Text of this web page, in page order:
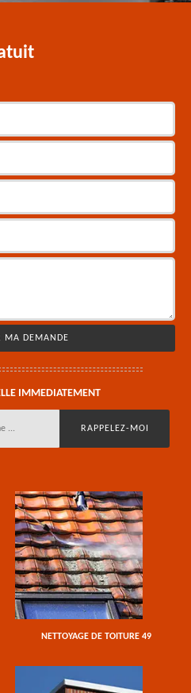
IMMEDIATEMENT
NETTOYAGE DE TOITURE 49